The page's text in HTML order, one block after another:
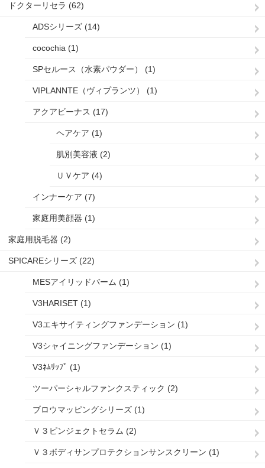
ドクターリセラ (62)
ADSシリーズ (14)
cocochia (1)
SPセルース（水素パウダー） (1)
VIPLANNTE（ヴィプランツ） (1)
アクアビーナス (17)
ヘアケア (1)
肌別美容液 (2)
ＵＶケア (4)
インナーケア (7)
家庭用美顔器 (1)
家庭用脱毛器 (2)
SPICAREシリーズ (22)
MESアイリッドバーム (1)
V3HARISET (1)
V3エキサイティングファンデーション (1)
V3シャイニングファンデーション (1)
V3ﾈﾑﾘｯﾌﾟ (1)
ツーパーシャルファンクスティック (2)
ブロウマッピングシリーズ (1)
Ｖ３ピンジェクトセラム (2)
Ｖ３ボディサンプロテクションサンスクリーン (1)